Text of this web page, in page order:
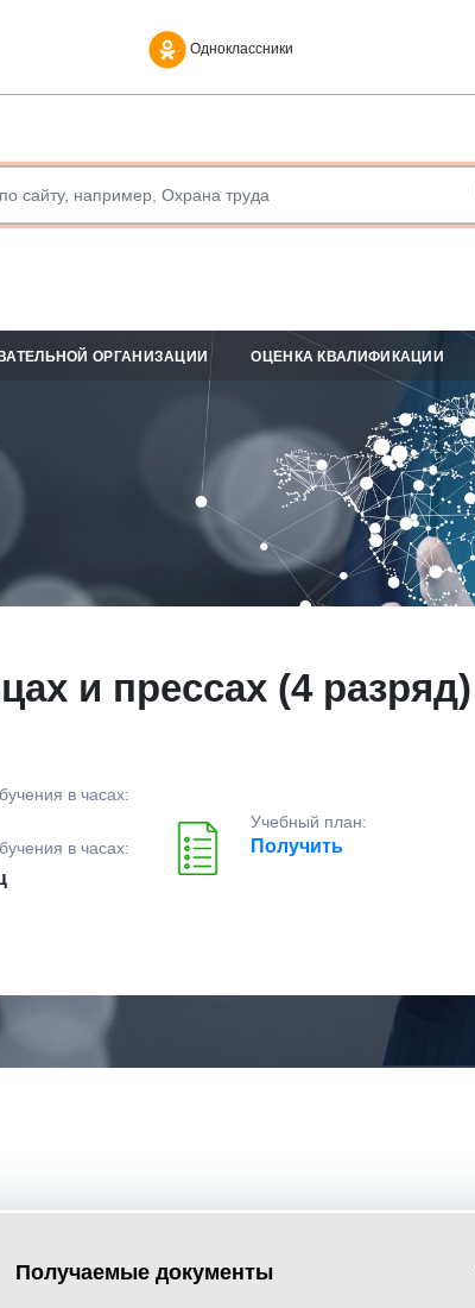
Одноклассники
ОРГАНИЗАЦИИ ОЦЕНКА КВАЛИФИКАЦИИ
и прессах (4 разряд)
в часах:
в часах:
Учебный план:
Получить
Получаемые документы